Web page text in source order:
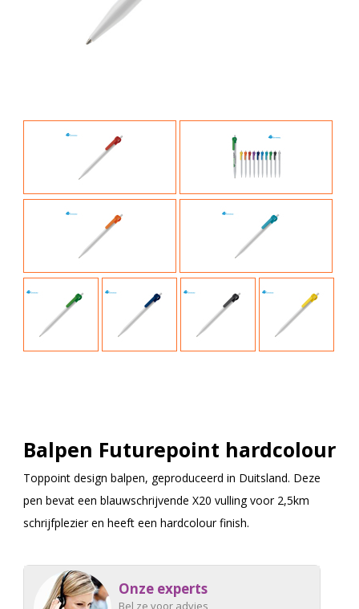
Balpen Futurepoint hardcolour
Toppoint design balpen, geproduceerd in Duitsland. Deze
pen bevat een blauwschrijvende X20 vulling voor 2,5km
schrijfplezier en heeft een hardcolour finish.
Onze experts
Bel ze voor advies